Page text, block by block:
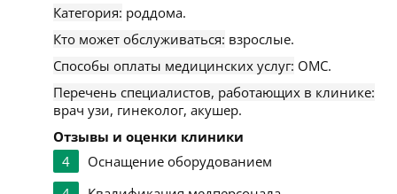
Категория: роддома.
Кто может обслуживаться: взрослые.
Способы оплаты медицинских услуг: ОМС.
Перечень специалистов, работающих в клинике:
врач узи, гинеколог, акушер.
Отзывы и оценки клиники
4
Оснащение оборудованием